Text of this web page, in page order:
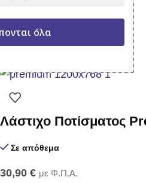
Λάστιχο Ποτίσματος
Σε απόθεμα
30,90 € με Φ.Π.Α.
όλα